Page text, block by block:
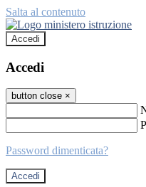
Salta al contenuto
Accedi
Accedi
button close ×
Password dimenticata?